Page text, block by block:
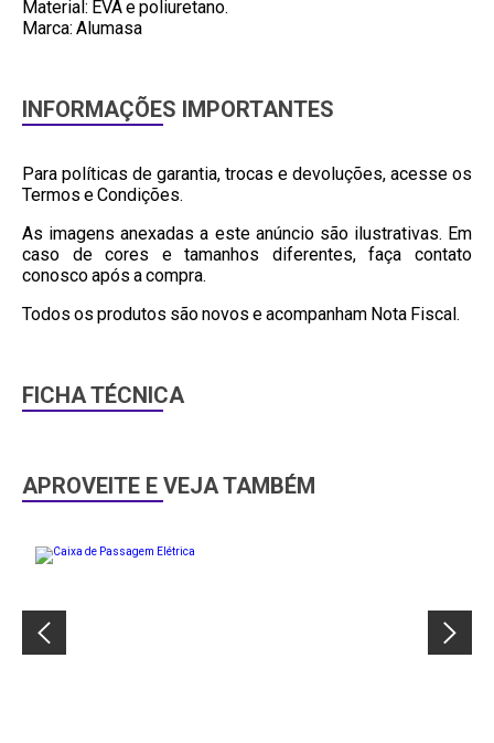
Material: EVA e poliuretano.
Marca: Alumasa
INFORMAÇÕES IMPORTANTES
Para políticas de garantia, trocas e devoluções, acesse os
Termos e Condições.
As imagens anexadas a este anúncio são ilustrativas. Em
caso de cores e tamanhos diferentes, faça contato
conosco após a compra.
Todos os produtos são novos e acompanham Nota Fiscal.
FICHA TÉCNICA
APROVEITE E VEJA TAMBÉM